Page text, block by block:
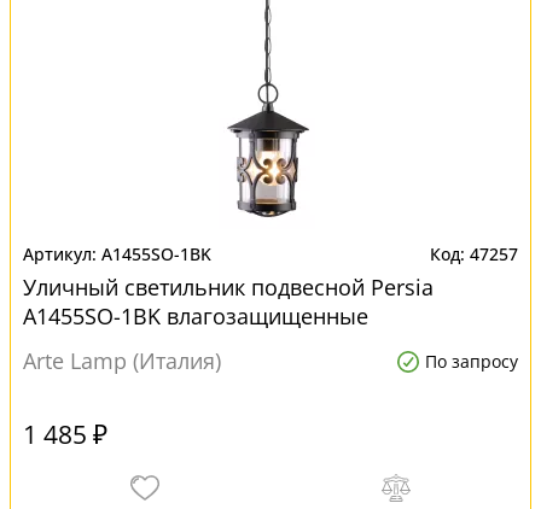
A1455SO-1BK 47257
Уличный светильник подвесной Persia
A1455SO-1BK влагозащищенные
Arte Lamp (Италия)
По запросу
1 485 ₽